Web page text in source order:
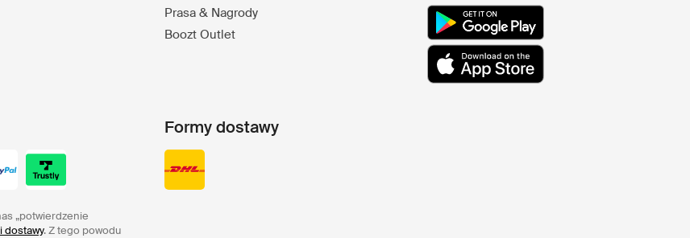
Prasa & Nagrody
Boozt Outlet
„potwierdzenie
dostawy. Z tego powodu
Formy dostawy